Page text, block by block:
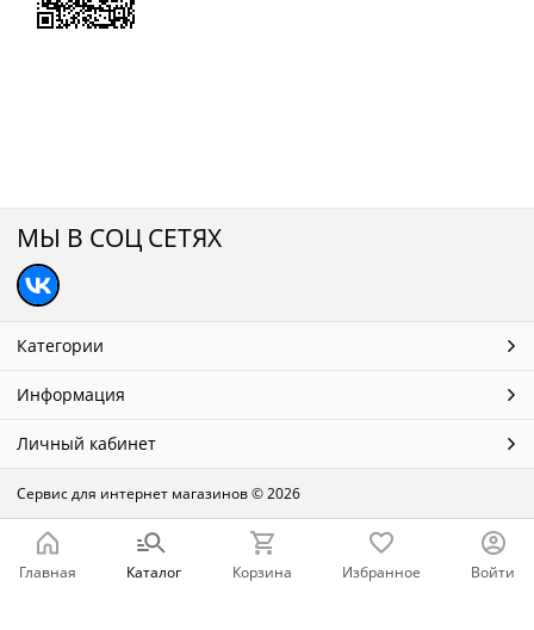
МЫ В СОЦ СЕТЯХ
Категории
Информация
Личный кабинет
Сервис для интернет магазинов© 2026
Главная Каталог Корзина Избранное Войти